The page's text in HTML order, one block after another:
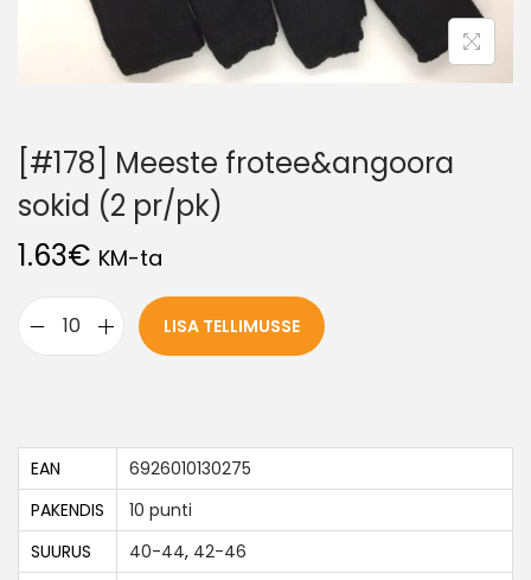
[#178] Meeste frotee&angoora
sokid (2 pr/pk)
1.63€ KM-ta
LISA TELLIMUSSE
EAN
6926010130275
PAKENDIS
10 punti
SUURUS
40-44, 42-46